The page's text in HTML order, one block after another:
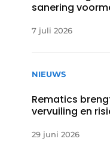
sanering
7 juli 2026
NIEUWS
Rematics
vervuiling en
29 juni 2026